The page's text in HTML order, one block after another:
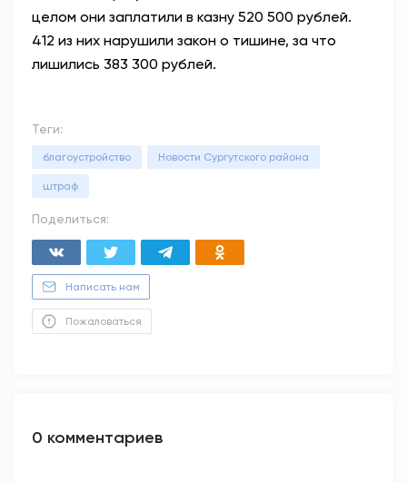
целом они заплатили в казну 520 500 рублей.
412 из них нарушили закон о тишине, за что
лишились 383 300 рублей.
Теги:
благоустройство Новости Сургутского района
штраф
Поделиться:
Написать нам
Пожаловаться
0 комментариев